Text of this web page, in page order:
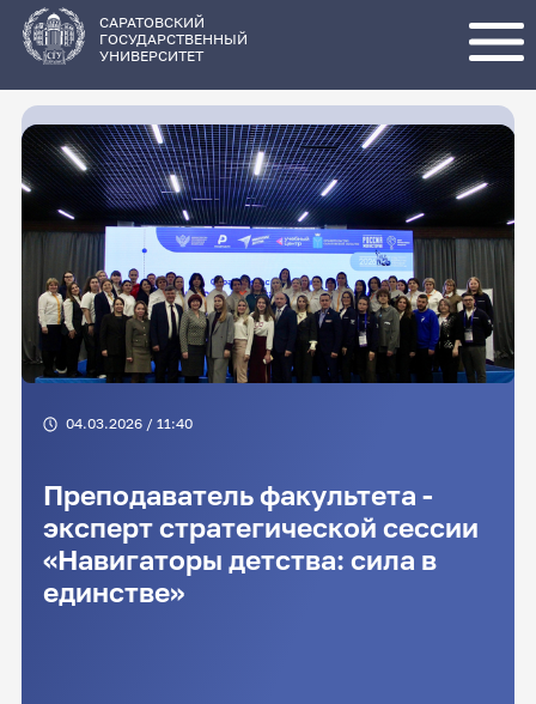
основному
содержанию
САРАТОВСКИЙ
ГОСУДАРСТВЕННЫЙ
УНИВЕРСИТЕТ
04.03.2026 / 11:40
Преподаватель факультета -
эксперт стратегической сессии
«Навигаторы детства: сила в
единстве»